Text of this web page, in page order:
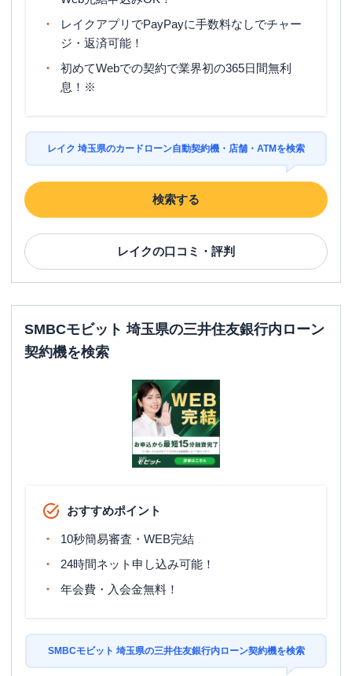
レイクアプリでPayPayに手数料なしでチャー
ジ・返済可能！
初めてWebでの契約で業界初の365日間無利
息！※
レイク 埼玉県のカードローン自動契約機・店舗・ATMを検索
検索する
レイクの口コミ・評判
SMBCモビット 埼玉県の三井住友銀行内ローン
契約機を検索
おすすめポイント
10秒簡易審査・WEB完結
24時間ネット申し込み可能！
年会費・入会金無料！
SMBCモビット 埼玉県の三井住友銀行内ローン契約機を検索